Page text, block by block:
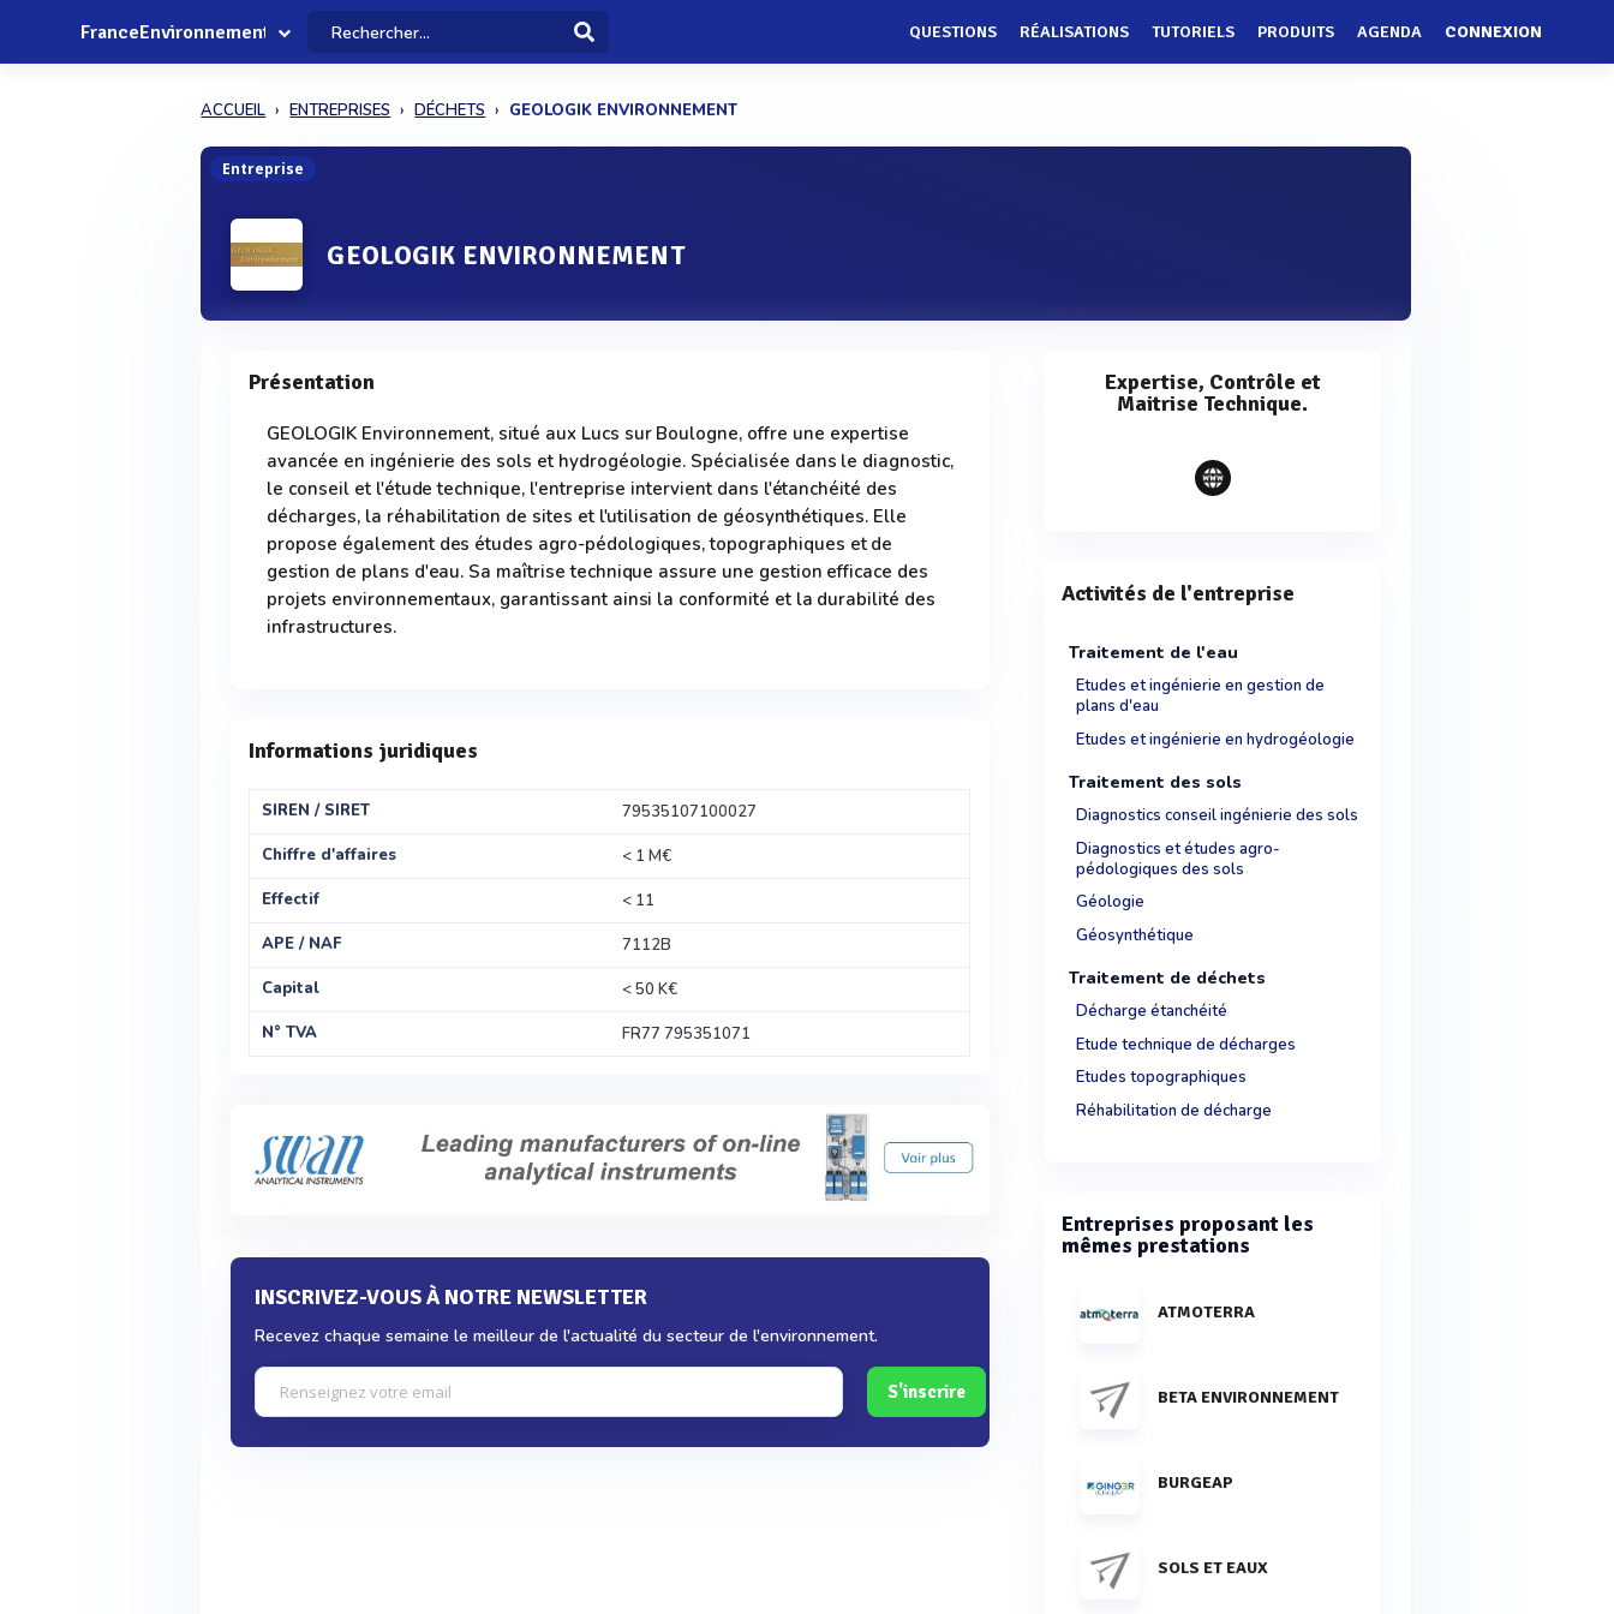
FranceEnvironnement QUESTIONS RÉALISATIONS TUTORIELS PRODUITS AGENDA CONNEXION
ACCUEIL ENTREPRISES DÉCHETS GEOLOGIK ENVIRONNEMENT
Entreprise
GEOLOGIK ENVIRONNEMENT
Présentation
GEOLOGIK Environnement, situé aux Lucs sur Boulogne, offre une expertise
avancée en ingénierie des sols et hydrogéologie. Spécialisée dans le diagnostic,
le conseil et l'étude technique, l'entreprise intervient dans l'étanchéité des
décharges, la réhabilitation de sites et l'utilisation de géosynthétiques. Elle
propose également des études agro-pédologiques, topographiques et de
gestion de plans d'eau. Sa maîtrise technique assure une gestion efficace des
projets environnementaux, garantissant ainsi la conformité et la durabilité des
infrastructures.
Informations juridiques
SIREN / SIRET
79535107100027
Chiffre d'affaires
< 1 M€
Effectif
< 11
APE / NAF
7112B
Capital
< 50 K€
N° TVA
FR77 795351071
INSCRIVEZ-VOUS À NOTRE NEWSLETTER
Recevez chaque semaine le meilleur de l'actualité du secteur de l'environnement.
S'inscrire
Expertise, Contrôle et
Maitrise Technique.
Activités de l'entreprise
Traitement de l'eau
Etudes et ingénierie en gestion de
plans d'eau
Etudes et ingénierie en hydrogéologie
Traitement des sols
Diagnostics conseil ingénierie des sols
Diagnostics et études agro-
pédologiques des sols
Géologie
Géosynthétique
Traitement de déchets
Décharge étanchéité
Etude technique de décharges
Etudes topographiques
Réhabilitation de décharge
Entreprises proposant les
mêmes prestations
ATMOTERRA
BETA ENVIRONNEMENT
BURGEAP
SOLS ET EAUX